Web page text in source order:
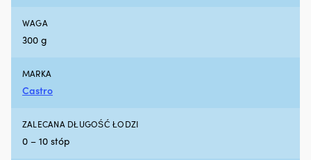
turbosprężarką
katalizatorem
bezpiecznego
użytkowania
300
wystarcza
na
maksymalnie
WAGA
300 g
MARKA
Castro
ZALECANA DŁUGOŚĆ ŁODZI
0 – 10 stóp